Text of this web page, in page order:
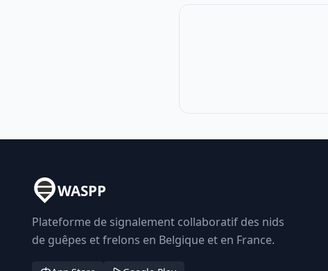
WASPP
Plateforme de signalement collaboratif des nids
de guêpes et frelons en Belgique et en France.